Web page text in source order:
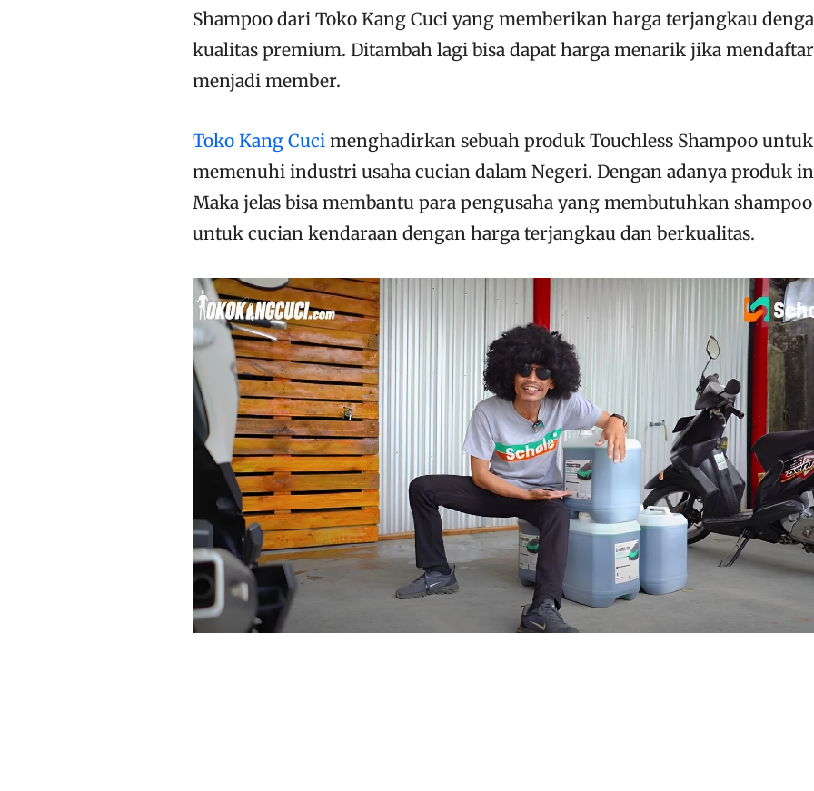
Shampoo dari Toko Kang Cuci yang memberikan harga terjangkau
kualitas premium. Ditambah lagi bisa dapat harga menarik jika mendaftar
menjadi member.
Toko Kang Cuci menghadirkan sebuah produk Touchless Shampoo untuk
memenuhi industri usaha cucian dalam Negeri. Dengan adanya produk
Maka jelas bisa membantu para pengusaha yang membutuhkan shampoo
untuk cucian kendaraan dengan harga terjangkau dan berkualitas.